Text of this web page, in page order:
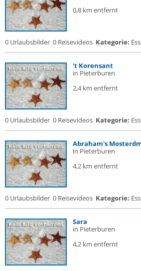
0,8 km entfernt
0 Urlaubsbilder 0 Reisevideos Kategorie:
't Korensant
in Pieterburen
2,4 km entfernt
0 Urlaubsbilder 0 Reisevideos Kategorie:
Abraham's
in Pieterburen
4,2 km entfernt
0 Urlaubsbilder 0 Reisevideos Kategorie:
Sara
in Pieterburen
4,2 km entfernt